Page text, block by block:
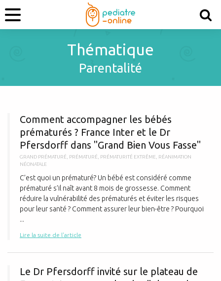
Thématique
Parentalité
Comment accompagner les bébés
prématurés ? France Inter et le Dr
Pfersdorff dans "Grand Bien Vous Fasse"
GRAND PRÉMATURÉ PRÉMATURÉ PRÉMATURITÉ EXTRÊME
RÉANIMATION
NÉONATALE
C’est quoi un prématuré? Un bébé est considéré comme
prématuré s’il naît avant 8 mois de grossesse. Comment
réduire la vulnérabilité des prématurés et éviter les risques
pour leur santé ? Comment assurer leur bien-être ? Pourquoi
...
Lire la suite de l'article
Le Dr Pfersdorff invité sur le plateau de